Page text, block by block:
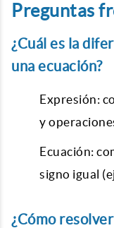
Preguntas
¿Cuál es la
una ecuación?
Expresión:
y
Ecuación:
signo igual
¿Cómo